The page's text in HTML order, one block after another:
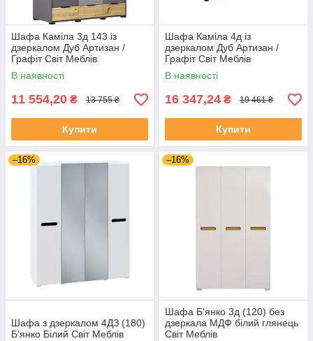
Шафа Каміла 3д 143 із
дзеркалом Дуб Артизан /
Графіт Світ Меблів
В наявності
11 554,20 ₴ 13 755 ₴
Купити
Шафа Каміла 4д із
дзеркалом Дуб Артизан /
Графіт Світ Меблів
В наявності
16 347,24 ₴ 19 461 ₴
Купити
–16%
Шафа з дзеркалом 4ДЗ (180)
Б'янко Білий Світ Меблів
–16%
Шафа Б'янко 3д (120) без
дзеркала МДФ білий глянець
Світ Меблів